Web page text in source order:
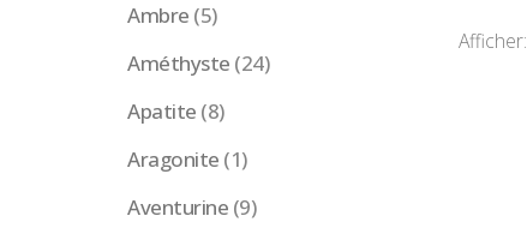
Afficher:
Ambre (5)
Améthyste (24)
Apatite (8)
Aragonite (1)
Aventurine (9)